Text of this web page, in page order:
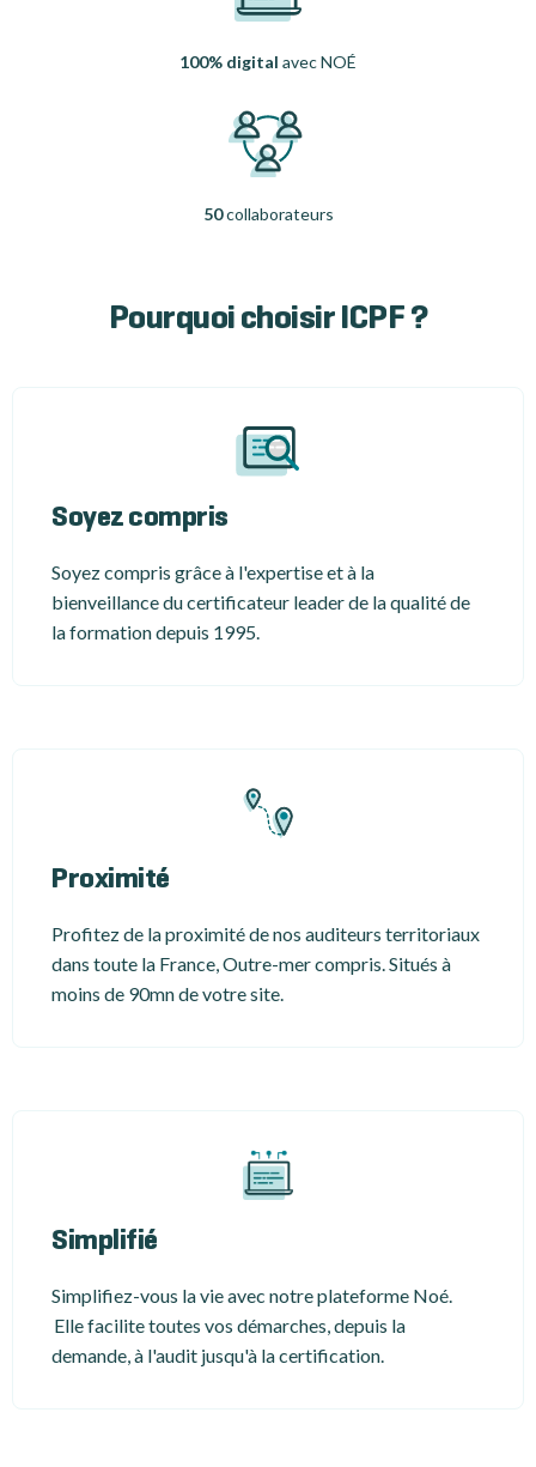
100% digital avec NOÉ
50collaborateurs
Pourquoi choisir ICPF ?
Soyez compris
Soyez compris grâce à l'expertise et à la
bienveillance du certificateur leader de la qualité de
la formation depuis 1995.
Proximité
Profitez de la proximité de nos auditeurs territoriaux
dans toute la France, Outre-mer compris. Situés à
moins de 90mn de votre site.
Simplifié
Simplifiez-vous la vie avec notre plateforme Noé.
Elle facilite toutes vos démarches, depuis la
demande, à l'audit jusqu'à la certification.